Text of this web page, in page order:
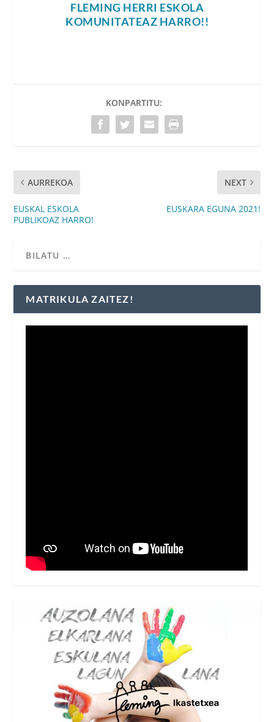
FLEMING HERRI ESKOLA
KOMUNITATEAZ HARRO!!
KONPARTITU:
AURREKOA
EUSKAL ESKOLA
PUBLIKOAZ HARRO!
NEXT
EUSKARA EGUNA 2021!
MATRIKULA ZAITEZ!